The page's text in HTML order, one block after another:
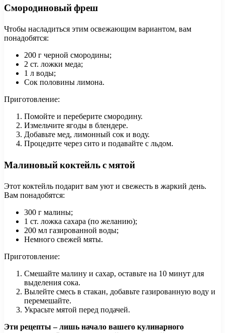
Смородиновый фреш
Чтобы насладиться этим освежающим вариантом, вам
понадобятся:
200 г черной смородины;
2 ст. ложки меда;
1 л воды;
Сок половины лимона.
Приготовление:
Помойте и переберите смородину.
Измельчите ягоды в блендере.
Добавьте мед, лимонный сок и воду.
Процедите через сито и подавайте с льдом.
Малиновый коктейль с мятой
Этот коктейль подарит вам уют и свежесть в жаркий день.
Вам понадобятся:
300 г малины;
1 ст. ложка сахара (по желанию);
200 мл газированной воды;
Немного свежей мяты.
Приготовление:
Смешайте малину и сахар, оставьте на 10 минут для
выделения сока.
Вылейте смесь в стакан, добавьте газированную воду и
перемешайте.
Украсьте мятой перед подачей.
Эти рецепты – лишь начало вашего кулинарного